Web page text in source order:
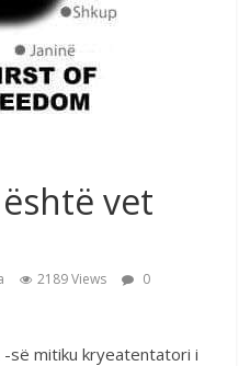
vet
2189 Views
0
-së mitiku kryeatentatori i